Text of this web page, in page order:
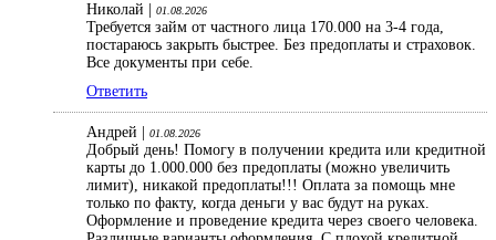
Николай | 01.08.2026
Требуется займ от частного лица 170.000 на 3-4 года,
постараюсь закрыть быстрее. Без предоплаты и страховок.
Все документы при себе.
Ответить
Андрей | 01.08.2026
Добрый день! Помогу в получении кредита или кредитной
карты до 1.000.000 без предоплаты (можно увеличить
лимит), никакой предоплаты!!! Оплата за помощь мне
только по факту, когда деньги у вас будут на руках.
Оформление и проведение кредита через своего человека.